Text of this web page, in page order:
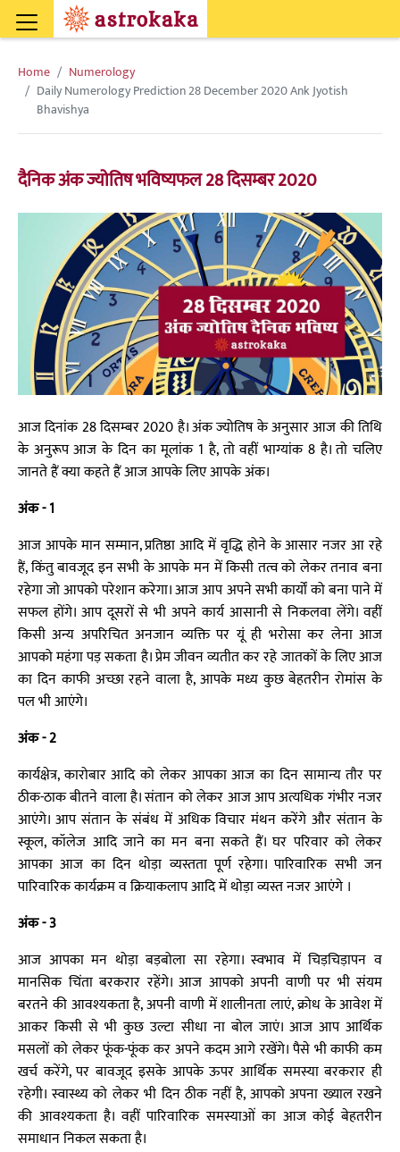
Home
Numerology
Daily Numerology Prediction 28 December 2020 Ank Jyotish
Bhavishya
दैनिक अंक ज्योतिष भविष्यफल 28 दिसम्बर 2020
आज दिनांक 28 दिसम्बर 2020 है। अंक ज्योतिष के अनुसार आज की तिथि
के अनुरूप आज के दिन का मूलांक 1 है, तो वहीं भाग्यांक 8 है। तो चलिए
जानते हैं क्या कहते हैं आज आपके लिए आपके अंक।
अंक - 1
आज आपके मान सम्मान, प्रतिष्ठा आदि में वृद्धि होने के आसार नजर आ रहे
हैं, किंतु बावजूद इन सभी के आपके मन में किसी तत्व को लेकर तनाव बना
रहेगा जो आपको परेशान करेगा। आज आप अपने सभी कार्यों को बना पाने में
सफल होंगे। आप दूसरों से भी अपने कार्य आसानी से निकलवा लेंगे। वहीं
किसी अन्य अपरिचित अनजान व्यक्ति पर यूं ही भरोसा कर लेना आज
आपको महंगा पड़ सकता है। प्रेम जीवन व्यतीत कर रहे जातकों के लिए आज
का दिन काफी अच्छा रहने वाला है, आपके मध्य कुछ बेहतरीन रोमांस के
पल भी आएंगे।
अंक - 2
कार्यक्षेत्र, कारोबार आदि को लेकर आपका आज का दिन सामान्य तौर पर
ठीक-ठाक बीतने वाला है। संतान को लेकर आज आप अत्यधिक गंभीर नजर
आएंगे। आप संतान के संबंध में अधिक विचार मंथन करेंगे और संतान के
स्कूल, कॉलेज आदि जाने का मन बना सकते हैं। घर परिवार को लेकर
आपका आज का दिन थोड़ा व्यस्तता पूर्ण रहेगा। पारिवारिक सभी जन
पारिवारिक कार्यक्रम व क्रियाकलाप आदि में थोड़ा व्यस्त नजर आएंगे ।
अंक - 3
आज आपका मन थोड़ा बड़बोला सा रहेगा। स्वभाव में चिड़चिड़ापन व
मानसिक चिंता बरकरार रहेंगे। आज आपको अपनी वाणी पर भी संयम
बरतने की आवश्यकता है, अपनी वाणी में शालीनता लाएं, क्रोध के आवेश में
आकर किसी से भी कुछ उल्टा सीधा ना बोल जाएं। आज आप आर्थिक
मसलों को लेकर फूंक-फूंक कर अपने कदम आगे रखेंगे। पैसे भी काफी कम
खर्च करेंगे, पर बावजूद इसके आपके ऊपर आर्थिक समस्या बरकरार ही
रहेगी। स्वास्थ्य को लेकर भी दिन ठीक नहीं है, आपको अपना ख्याल रखने
की आवश्यकता है। वहीं पारिवारिक समस्याओं का आज कोई बेहतरीन
समाधान निकल सकता है।